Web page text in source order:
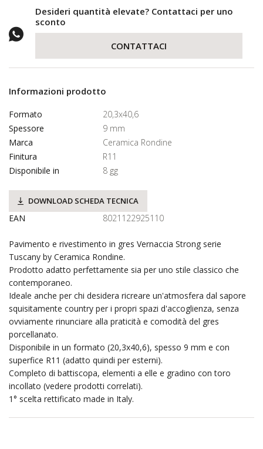
Desideri quantità elevate? Contattaci per uno
sconto
CONTATTACI
Informazioni prodotto
Formato
20,3x40,6
Spessore
9 mm
Marca
Ceramica Rondine
Finitura
R11
Disponibile in
8 gg
DOWNLOAD SCHEDA TECNICA
EAN 8021122925110
Pavimento e rivestimento in gres Vernaccia Strong serie
Tuscany by Ceramica Rondine.
Prodotto adatto perfettamente sia per uno stile classico che
contemporaneo.
Ideale anche per chi desidera ricreare un'atmosfera dal sapore
squisitamente country per i propri spazi d'accoglienza, senza
ovviamente rinunciare alla praticità e comodità del gres
porcellanato.
Disponibile in un formato (20,3x40,6), spesso 9 mm e con
superfice R11 (adatto quindi per esterni).
Completo di battiscopa, elementi a elle e gradino con toro
incollato (vedere prodotti correlati).
1° scelta rettificato made in Italy.